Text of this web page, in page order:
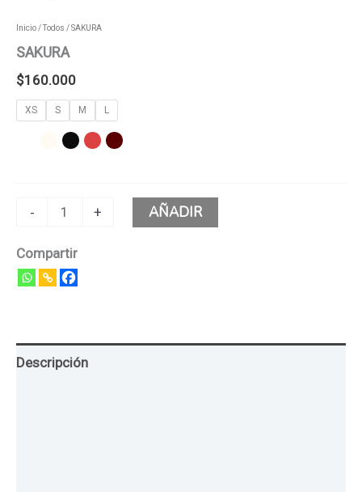
Inicio/Todos / SAKURA
SAKURA
$160.000
XS S M L
- + AÑADIR
Compartir
Descripción